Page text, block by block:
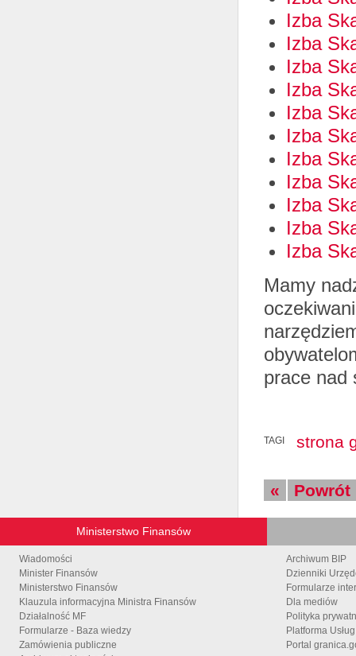
Izba
Izba
Izba
Izba
Izba
Izba
Izba
Izba
Izba
Izba
Izba
Mamy
prace nad
TAGI strona
« Powrót
Ministerstwo Finansów
Wiadomości
Minister Finansów
Ministerstwo Finansów
Klauzula informacyjna Ministra Finansów
Działalność MF
Formularze - Baza wiedzy
Zamówienia publiczne
Archiwum BIP
Dzienniki
Formularze
Dla mediów
Polityka
Platforma
Portal